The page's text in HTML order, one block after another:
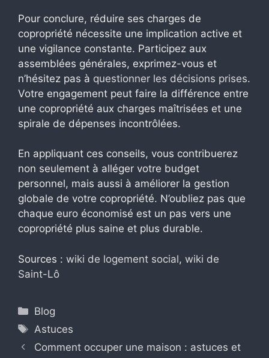
Pour conclure, réduire ses charges de
copropriété nécessite une implication active et
une vigilance constante. Participez aux
assemblées générales, exprimez-vous et
n’hésitez pas à questionner les décisions prises.
Votre engagement peut faire la différence entre
une copropriété aux charges maîtrisées et une
spirale de dépenses incontrôlées.
En appliquant ces conseils, vous contribuerez
non seulement à alléger votre budget
personnel, mais aussi à améliorer la gestion
globale de votre copropriété. N’oubliez pas que
chaque euro économisé est un pas vers une
copropriété plus saine et plus durable.
Sources : wiki de logement social, wiki de
Saint-Lô
Catégories
Blog
Étiquettes
Astuces
Comment occuper une maison : astuces et